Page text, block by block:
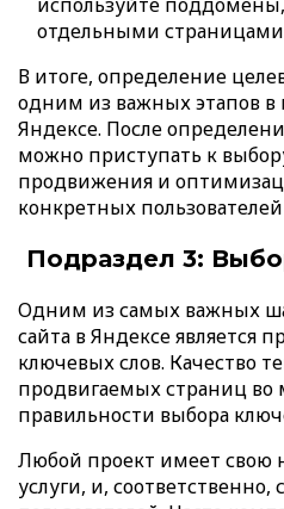
отдельными страницами
В итоге, определение
одним из важных этапов
Яндексе. После
можно приступать к
продвижения и
конкретных
Подраздел 3:
Одним из самых важных
сайта в Яндексе является
ключевых слов. Качество
продвигаемых страниц во
правильности выбора
Любой проект имеет свою
услуги, и, соответственно,